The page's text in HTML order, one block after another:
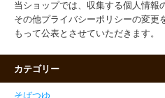
当ショップでは、収集する個人情報
その他プライバシーポリシーの変更
もって公表とさせていただきます。
カテゴリー